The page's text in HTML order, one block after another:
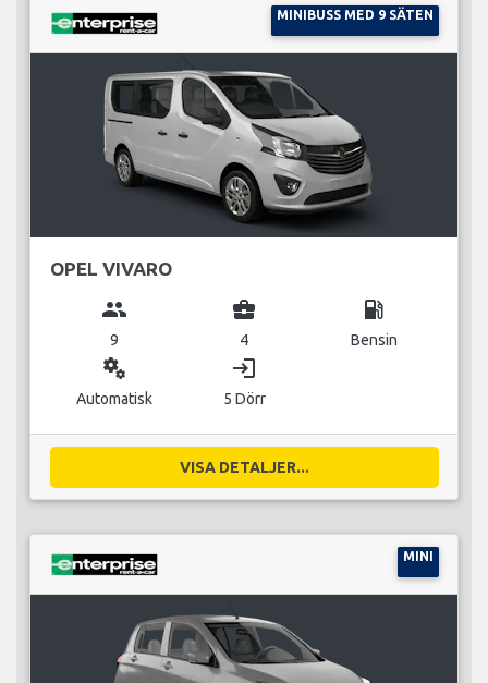
MINIBUSS MED 9 SÄTEN
OPEL VIVARO
group
9
business_center
4
local_gas_station
Bensin
miscellaneous_services
Automatisk
login
5 Dörr
VISA DETALJER...
MINI